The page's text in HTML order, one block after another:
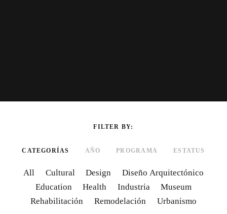
FILTER BY
CATEGORÍAS AÑO PROGRAMA ESTATUS
All Cultural Design
Diseño Arquitectónico
Education
Health Industria
Museum
Rehabilitación
Remodelación Urbanismo